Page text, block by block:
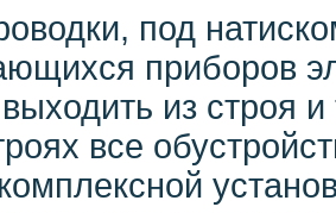
под
приборов
из строя
все